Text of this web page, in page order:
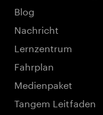
Blog
Nachricht
Lernzentrum
Fahrplan
Medienpaket
Tangem Leitfaden